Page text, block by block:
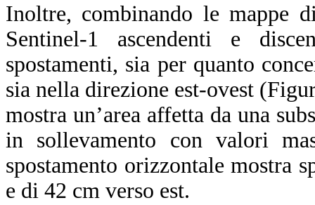
Inoltre, combinando le mappe
Sentinel-1 ascendenti e
spostamenti, sia per quanto
sia nella direzione est-ovest
mostra un’area affetta da una
in sollevamento con valori
spostamento orizzontale mostra
e di 42 cm verso est.